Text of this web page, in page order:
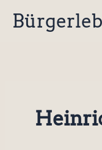
Inhalt